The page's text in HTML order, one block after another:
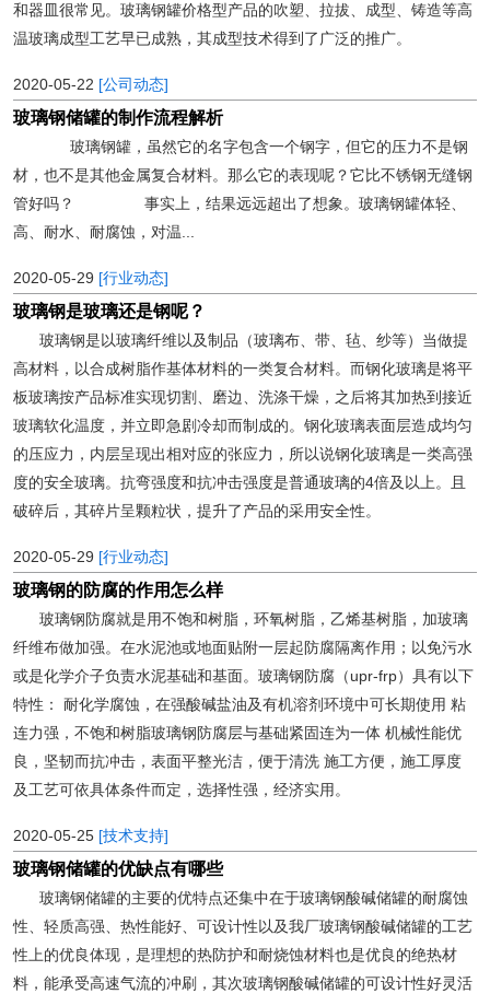
和器皿很常见。玻璃钢罐价格型产品的吹塑、拉拔、成型、铸造等高
温玻璃成型工艺早已成熟，其成型技术得到了广泛的推广。
2020-05-22 [公司动态]
玻璃钢储罐的制作流程解析
玻璃钢罐，虽然它的名字包含一个钢字，但它的压力不是钢
材，也不是其他金属复合材料。那么它的表现呢？它比不锈钢无缝钢
管好吗？ 事实上，结果远远超出了想象。玻璃钢罐体轻、
高、耐水、耐腐蚀，对温...
2020-05-29 [行业动态]
玻璃钢是玻璃还是钢呢？
玻璃钢是以玻璃纤维以及制品（玻璃布、带、毡、纱等）当做提
高材料，以合成树脂作基体材料的一类复合材料。而钢化玻璃是将平
板玻璃按产品标准实现切割、磨边、洗涤干燥，之后将其加热到接近
玻璃软化温度，并立即急剧冷却而制成的。钢化玻璃表面层造成均匀
的压应力，内层呈现出相对应的张应力，所以说钢化玻璃是一类高强
度的安全玻璃。抗弯强度和抗冲击强度是普通玻璃的4倍及以上。且
破碎后，其碎片呈颗粒状，提升了产品的采用安全性。
2020-05-29 [行业动态]
玻璃钢的防腐的作用怎么样
玻璃钢防腐就是用不饱和树脂，环氧树脂，乙烯基树脂，加玻璃
纤维布做加强。在水泥池或地面贴附一层起防腐隔离作用；以免污水
或是化学介子负责水泥基础和基面。玻璃钢防腐（upr-frp）具有以下
特性： 耐化学腐蚀，在强酸碱盐油及有机溶剂环境中可长期使用 粘
连力强，不饱和树脂玻璃钢防腐层与基础紧固连为一体 机械性能优
良，坚韧而抗冲击，表面平整光洁，便于清洗 施工方便，施工厚度
及工艺可依具体条件而定，选择性强，经济实用。
2020-05-25 [技术支持]
玻璃钢储罐的优缺点有哪些
玻璃钢储罐的主要的优特点还集中在于玻璃钢酸碱储罐的耐腐蚀
性、轻质高强、热性能好、可设计性以及我厂玻璃钢酸碱储罐的工艺
性上的优良体现，是理想的热防护和耐烧蚀材料也是优良的绝热材
料，能承受高速气流的冲刷，其次玻璃钢酸碱储罐的可设计性好灵活